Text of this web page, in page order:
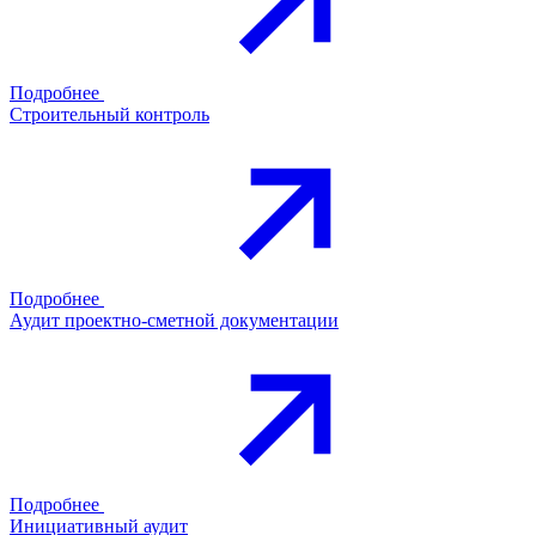
Подробнее
Строительный контроль
Подробнее
Аудит проектно-сметной документации
Подробнее
Инициативный аудит